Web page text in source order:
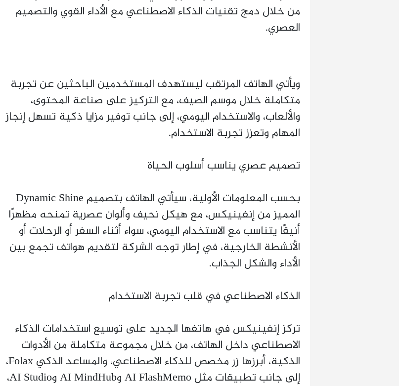
من خلال دمج تقنيات الذكاء الاصطناعي مع الأداء القوي والتصميم
العصري.
ويأتي الهاتف المرتقب ليستهدف المستخدمين الباحثين عن تجربة
متكاملة خلال موسم الصيف، مع التركيز على صناعة المحتوى،
والألعاب، والاستخدام اليومي، إلى جانب توفير مزايا ذكية تسهل إنجاز
المهام وتعزز تجربة الاستخدام.
تصميم عصري يناسب أسلوب الحياة
بحسب المعلومات الأولية، سيأتي الهاتف بتصميم Dynamic Shine
المميز من إنفينيكس، مع هيكل نحيف وألوان عصرية تمنحه مظهرًا
أنيقًا يتناسب مع الاستخدام اليومي، سواء أثناء السفر أو الرحلات أو
الأنشطة الخارجية، في إطار توجه الشركة لتقديم هواتف تجمع بين
الأداء والشكل الجذاب.
الذكاء الاصطناعي في قلب تجربة الاستخدام
تركز إنفينيكس في هاتفها الجديد على توسيع استخدامات الذكاء
الاصطناعي داخل الهاتف، من خلال مجموعة متكاملة من الأدوات
الذكية، أبرزها زر مخصص للذكاء الاصطناعي، والمساعد الذكي Folax،
إلى جانب تطبيقات مثل AI FlashMemo وAI MindHub وAI Studio،